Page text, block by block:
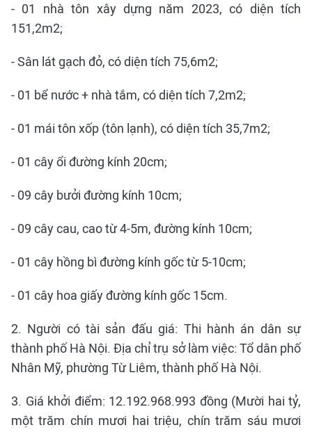
- 01 nhà tôn xây dựng năm 2023, có diện tích
151,2m2;
- Sân lát gạch đỏ, có diện tích 75,6m2;
- 01 bể nước + nhà tắm, có diện tích 7,2m2;
- 01 mái tôn xốp (tôn lạnh), có diện tích 35,7m2;
- 01 cây ổi đường kính 20cm;
- 09 cây bưởi đường kính 10cm;
- 09 cây cau, cao từ 4-5m, đường kính 10cm;
- 01 cây hồng bì đường kính gốc từ 5-10cm;
- 01 cây hoa giấy đường kính gốc 15cm.
2. Người có tài sản đấu giá: Thi hành án dân sự
thành phố Hà Nội. Địa chỉ trụ sở làm việc: Tổ dân phố
Nhân Mỹ, phường Từ Liêm, thành phố Hà Nội.
3. Giá khởi điểm: 12.192.968.993 đồng (Mười hai tỷ,
một trăm chín mươi hai triệu, chín trăm sáu mươi